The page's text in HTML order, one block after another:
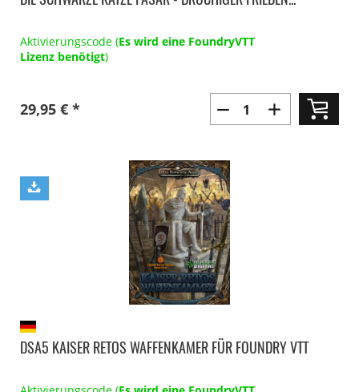
Aktivierungscode (Es wird eine FoundryVTT
Lizenz benötigt)
29,95 € *
DSA5 KAISER RETOS WAFFENKAMER FÜR FOUNDRY VTT